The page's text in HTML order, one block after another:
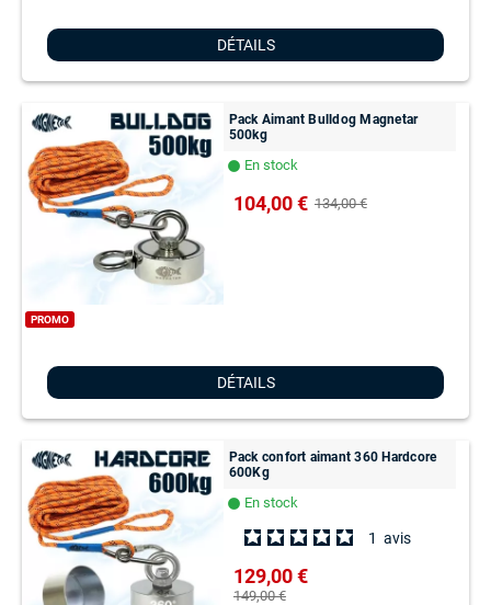
DÉTAILS
PROMO
Pack Aimant Bulldog Magnetar
500kg
lens En stock
104,00 € 134,00 €
DÉTAILS
Pack confort aimant 360 Hardcore
600Kg
lens En stock
1 avis
129,00 €
149,00 €